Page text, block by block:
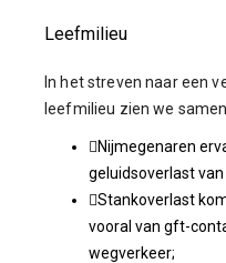
Leefmilieu
In het streven naar een
leefmilieu zien we
Nijmegenaren
geluidsoverlast
Stankoverlast
vooral van gft-
wegverkeer;